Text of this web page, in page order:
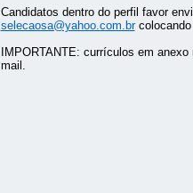
Candidatos dentro do perfil favor
selecaosa@yahoo.com.brcolocando
IMPORTANTE: currículos em
mail.